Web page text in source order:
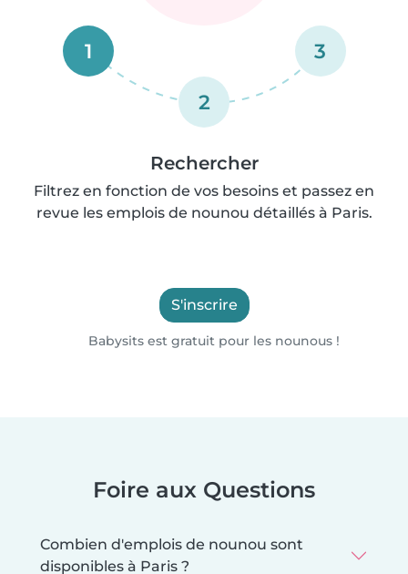
1
2
3
Rechercher
Filtrez en fonction de vos besoins et passez en
revue les emplois de nounou détaillés à Paris.
S'inscrire
Babysits est gratuit pour les nounous !
Foire aux Questions
Combien d'emplois de nounou sont
disponibles à Paris ?